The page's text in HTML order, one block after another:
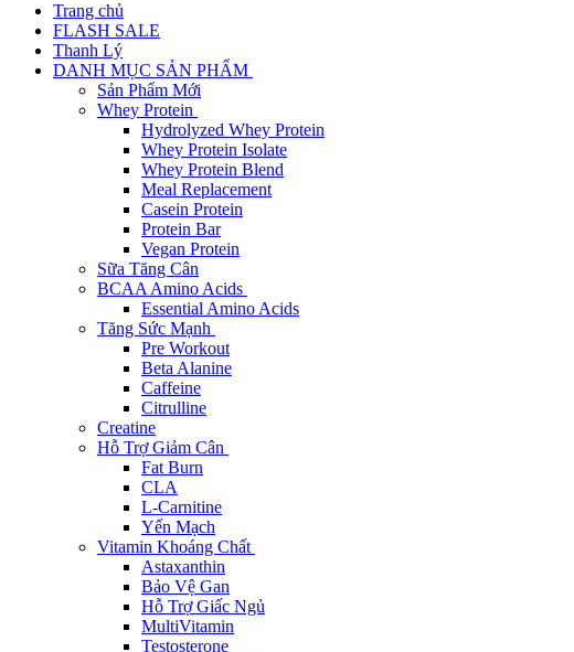
Trang chủ
FLASH SALE
Thanh Lý
DANH MỤC SẢN PHẨM
Sản Phẩm Mới
Whey Protein
Hydrolyzed Whey Protein
Whey Protein Isolate
Whey Protein Blend
Meal Replacement
Casein Protein
Protein Bar
Vegan Protein
Sữa Tăng Cân
BCAA Amino Acids
Essential Amino Acids
Tăng Sức Mạnh
Pre Workout
Beta Alanine
Caffeine
Citrulline
Creatine
Hỗ Trợ Giảm Cân
Fat Burn
CLA
L-Carnitine
Yến Mạch
Vitamin Khoáng Chất
Astaxanthin
Bảo Vệ Gan
Hỗ Trợ Giấc Ngủ
MultiVitamin
Testosterone